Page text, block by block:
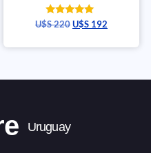
Valorado
con
de 5
U$S220U$S 192
Uruguay